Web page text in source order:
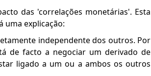
das 'correlações monetárias'. Esta
uma explicação:
independente dos outros. Por
de facto a negociar um derivado de
ligado a um ou a ambos os outros